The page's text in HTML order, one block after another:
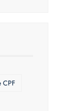
CPF